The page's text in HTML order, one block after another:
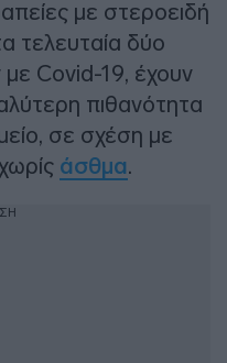
με στεροειδή
τελευταία δύο
Covid-19, έχουν
πιθανότητα
σε σχέση με
άσθμα.